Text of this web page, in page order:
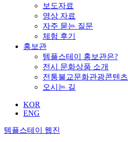
보도자료
영상 자료
자주 묻는 질문
체험 후기
홍보관
템플스테이 홍보관은?
전시 문화상품 소개
전통불교문화관광콘텐츠
오시는 길
KOR
ENG
템플스테이 웹진